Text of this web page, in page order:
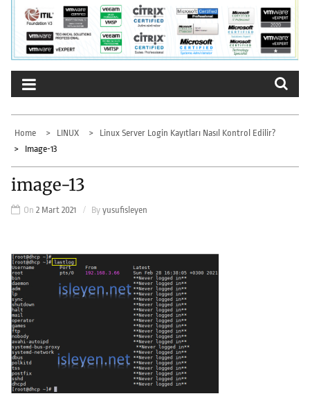
Home LINUX
Linux Server Login Kayıtları Nasıl Kontrol Edilir?
Image-13
image-13
On 2 Mart 2021 By yusufisleyen